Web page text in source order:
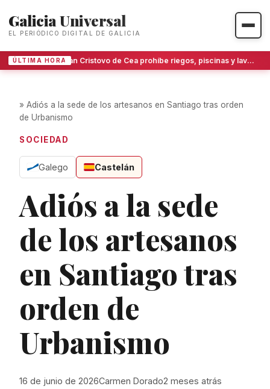
Galicia Universal
EL PERIÓDICO DIGITAL DE GALICIA
ÚLTIMA HORA San Cristovo de Cea prohíbe riegos, piscinas y lavado de coches ante la escasez de agua
» Adiós a la sede de los artesanos en Santiago tras orden
de Urbanismo
SOCIEDAD
Galego Castelán
Adiós a la sede
de los artesanos
en Santiago tras
orden de
Urbanismo
16 de junio de 2026Carmen Dorado2 meses atrás